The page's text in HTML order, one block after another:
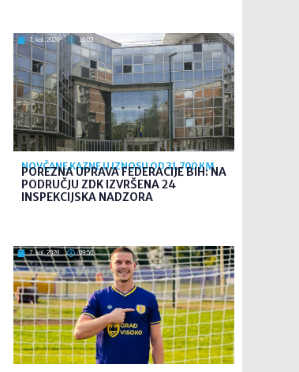
7. kol. 2026 10:03
NOVČANE KAZNE U IZNOSU OD 31.700 KM
POREZNA UPRAVA FEDERACIJE BIH: NA
PODRUČJU ZDK IZVRŠENA 24
INSPEKCIJSKA NADZORA
7. kol. 2026 09:56